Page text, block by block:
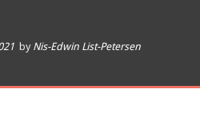
by Nis-Edwin List-Petersen